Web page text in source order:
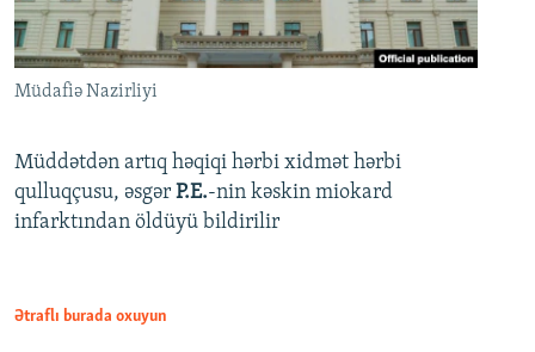
Müdafiə Nazirliyi
Müddətdən artıq həqiqi hərbi xidmət hərbi
qulluqçusu, əsgər P.E.-nin kəskin miokard
infarktından öldüyü bildirilir
Ətraflı burada oxuyun